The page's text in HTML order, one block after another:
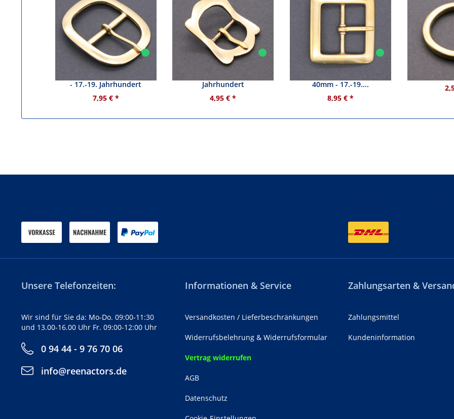
Messingschnalle oval - 45mm
- 17.-19. Jahrhundert
7,95 € *
Jahrhundert
4,95 € *
40mm - 17.-19....
8,95 € *
Unsere Telefonzeiten:
Wir sind für Sie da: Mo-Do. 09:00-11:30
und 13.00-16.00 Uhr Fr. 09:00-12:00 Uhr
0 94 44 - 9 76 70 06
info@reenactors.de
Informationen & Service
Versandkosten / Lieferbeschränkungen
Widerrufsbelehrung & Widerrufsformular
Vertrag widerrufen
AGB
Datenschutz
Zahlungsarten &
Zahlungsmittel
Kundeninformation